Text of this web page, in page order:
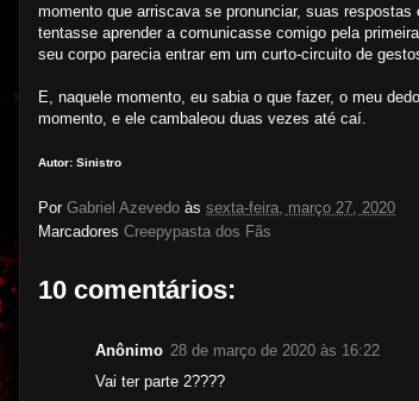
momento que arriscava se pronunciar, suas
tentasse aprender a comunicasse comigo pela
seu corpo parecia entrar em um curto-circuito de
E, naquele momento, eu sabia o que fazer, o meu
momento, e ele cambaleou duas vezes até caí.
Autor: Sinistro
Por Gabriel Azevedo às sexta-feira, março 27, 2020
Marcadores Creepypasta dos Fãs
10 comentários:
Anônimo 28 de março de 2020 às 16:22
Vai ter parte 2????